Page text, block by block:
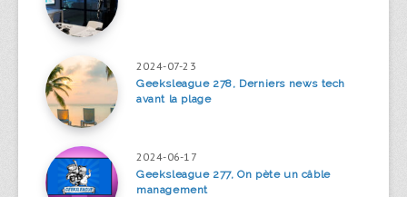
2024-07-23
Geeksleague 278, Derniers news tech
avant la plage
2024-06-17
Geeksleague 277, On pète un câble
management